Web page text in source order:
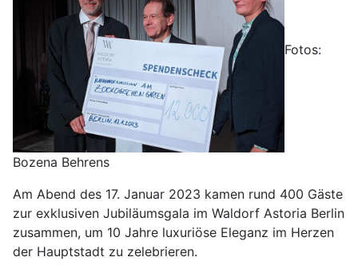
Fotos:
Bozena Behrens
Am Abend des 17. Januar 2023 kamen rund 400 Gäste
zur exklusiven Jubiläumsgala im Waldorf Astoria Berlin
zusammen, um 10 Jahre luxuriöse Eleganz im Herzen
der Hauptstadt zu zelebrieren.